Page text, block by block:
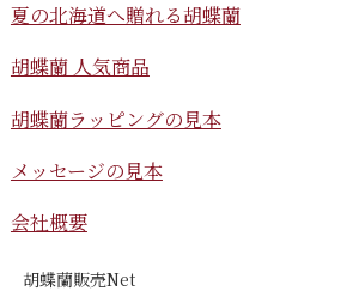
夏の北海道へ贈れる胡蝶蘭
胡蝶蘭 人気商品
胡蝶蘭ラッピングの見本
メッセージの見本
会社概要
胡蝶蘭販売Net